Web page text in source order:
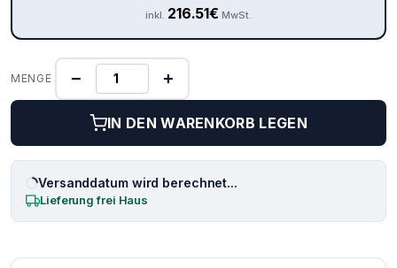
inkl. 216.51€ MwSt.
MENGE − +
IN DEN WARENKORB LEGEN
Versanddatum wird berechnet...
Lieferung frei Haus